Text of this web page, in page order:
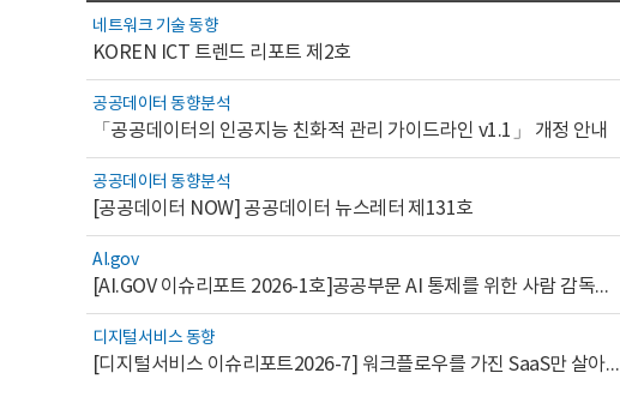
네트워크 기술 동향
KOREN ICT 트렌드 리포트 제2호
공공데이터 동향분석
「공공데이터의 인공지능 친화적 관리 가이드라인 v1.1」 개정 안내
공공데이터 동향분석
[공공데이터 NOW] 공공데이터 뉴스레터 제131호
AI.gov
[AI.GOV 이슈리포트 2026-1호]공공부문 AI 통제를 위한 사람 감독의 해외 사례 분석 및 시사점
디지털서비스 동향
[디지털서비스 이슈리포트2026-7] 워크플로우를 가진 SaaS만 살아남는다